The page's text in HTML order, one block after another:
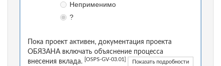
Неприменимо
?
Пока проект активен, документация проекта
ОБЯЗАНА включать объяснение процесса
внесения вклада.
[OSPS-GV-03.01] Показать подробности